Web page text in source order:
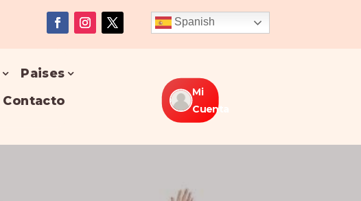
Spanish
Paises
Contacto
Mi
Cuenta